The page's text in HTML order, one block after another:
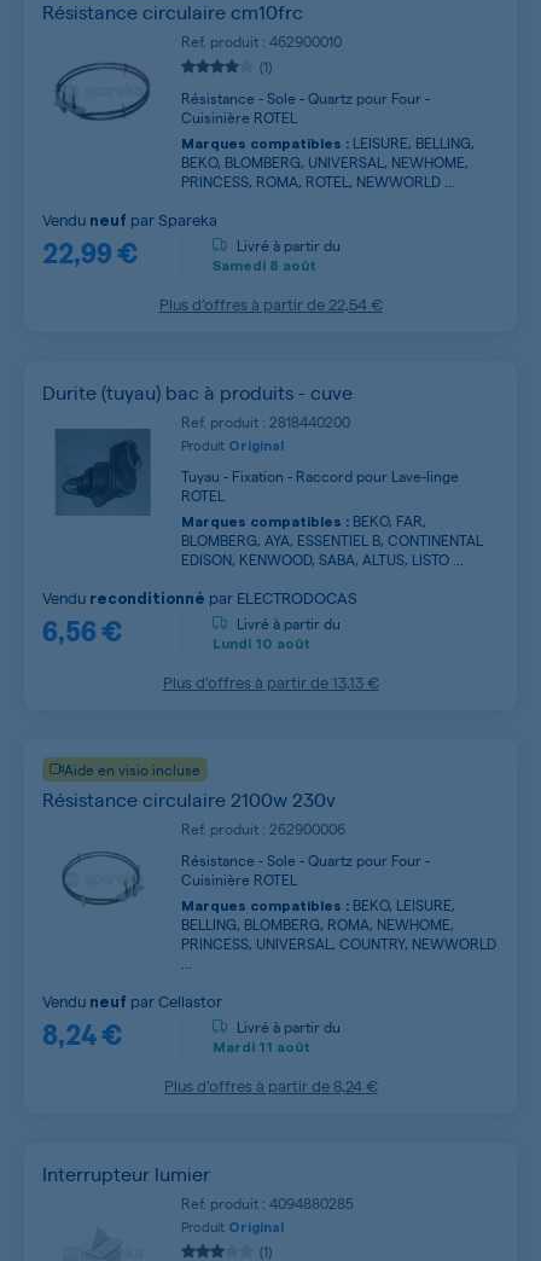
Résistance circulaire cm10frc
Ref. produit : 462900010
(1)
Résistance - Sole - Quartz pour Four -
Cuisinière ROTEL
Marques compatibles : LEISURE, BELLING,
BEKO, BLOMBERG, UNIVERSAL, NEWHOME,
PRINCESS, ROMA, ROTEL, NEWWORLD ...
22,99 €
Vendu neuf parSpareka
Livré à partir du
Samedi 8 août
Plus d’offres à partir de 22,54 €
Durite (tuyau) bac à produits - cuve
Ref. produit : 2818440200
Produit Original
Tuyau - Fixation - Raccord pour Lave-linge
ROTEL
Marques compatibles : BEKO, FAR,
BLOMBERG, AYA, ESSENTIEL B, CONTINENTAL
EDISON, KENWOOD, SABA, ALTUS, LISTO ...
6,56 €
Vendu reconditionné par ELECTRODOCAS
Livré à partir du
Lundi 10 août
Plus d’offres à partir de13,13 €
Aide en visio incluse
Résistance circulaire 2100w 230v
Ref. produit : 262900006
Résistance - Sole - Quartz pour Four -
Cuisinière ROTEL
Marques compatibles : BEKO, LEISURE,
BELLING, BLOMBERG, ROMA, NEWHOME,
PRINCESS, UNIVERSAL, COUNTRY, NEWWORLD
8,24 €
Vendu neuf parCellastor
Livré à partir du
Mardi 11 août
Plus d’offres à partir de8,24 €
Interrupteur lumier
Ref. produit : 4094880285
Produit Original
(1)